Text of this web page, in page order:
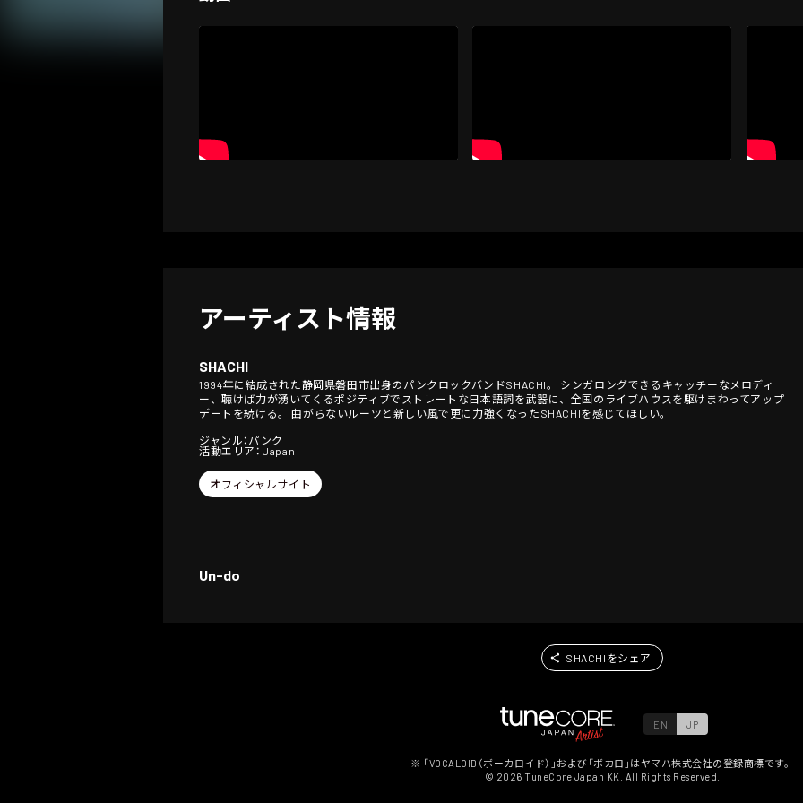
アーティスト情報
SHACHI
1994年に結成された静岡県磐田市出身のパンクロックバンドSHACHI。 シンガロングできるキャッチーなメロディ
ー、聴けば力が湧いてくるポジティブでストレートな日本語詞を武器に、全国のライブハウスを駆けまわってアップ
デートを続ける。 曲がらないルーツと新しい風で更に力強くなったSHACHIを感じてほしい。
ジャンル：パンク
活動エリア： Japan
オフィシャルサイト
Un-do
SHACHIをシェア
EN JP
※ 「VOCALOID（ボーカロイド）」および「ボカロ」はヤマハ株式会社の登録商標です。
© 2026 TuneCore Japan KK. All Rights Reserved.